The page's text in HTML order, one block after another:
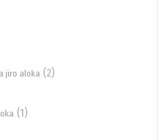
jiro aloka (2)
(1)